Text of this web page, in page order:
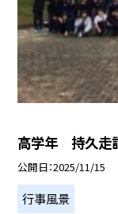
高学年 持久走
公開日 2025/11/15
行事風景